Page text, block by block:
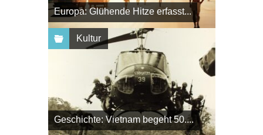
Europa: Glühende Hitze erfasst...
Kultur
Geschichte: Vietnam begeht 50....